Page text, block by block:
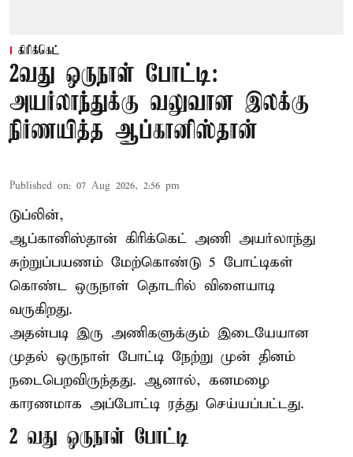
கிரிக்கெட்
2வது ஒருநாள் போட்டி:
அயர்லாந்துக்கு வலுவான இலக்கு
நிர்ணயித்த ஆப்கானிஸ்தான்
Published on: 07 Aug 2026, 2:56 pm
டுப்லின்,
ஆப்கானிஸ்தான் கிரிக்கெட் அணி அயர்லாந்து
சுற்றுப்பயணம் மேற்கொண்டு 5 போட்டிகள்
கொண்ட ஒருநாள் தொடரில் விளையாடி
வருகிறது.
அதன்படி இரு அணிகளுக்கும் இடையேயான
முதல் ஒருநாள் போட்டி நேற்று முன் தினம்
நடைபெறவிருந்தது. ஆனால், கனமழை
காரணமாக அப்போட்டி ரத்து செய்யப்பட்டது.
2 வது ஒருநாள் போட்டி